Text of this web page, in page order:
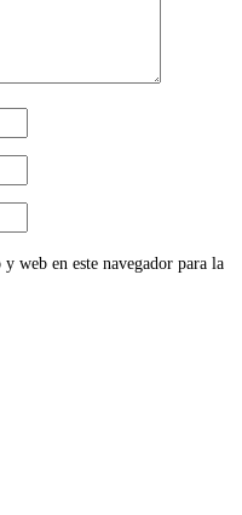
web en este navegador para la